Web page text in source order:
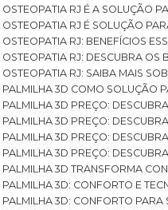
OSTEOPATIA RJ É A SOLUÇÃO
OSTEOPATIA RJ É SOLUÇÃO
OSTEOPATIA RJ: BENEFÍCIOS
OSTEOPATIA RJ: DESCUBRA
OSTEOPATIA RJ: SAIBA MAIS
PALMILHA 3D COMO SOLUÇÃO
PALMILHA 3D PREÇO:
PALMILHA 3D PREÇO:
PALMILHA 3D PREÇO:
PALMILHA 3D PREÇO:
PALMILHA 3D TRANSFORMA
PALMILHA 3D: CONFORTO E
PALMILHA 3D: CONFORTO PARA